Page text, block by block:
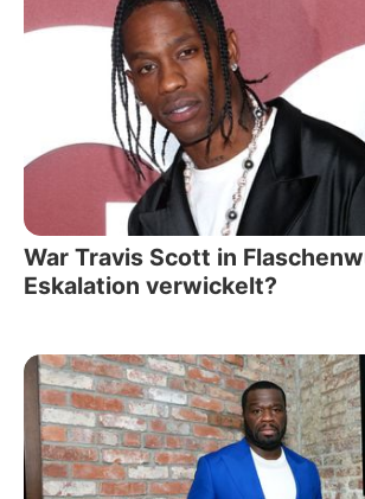
War Travis Scott in
Eskalation verwickelt?